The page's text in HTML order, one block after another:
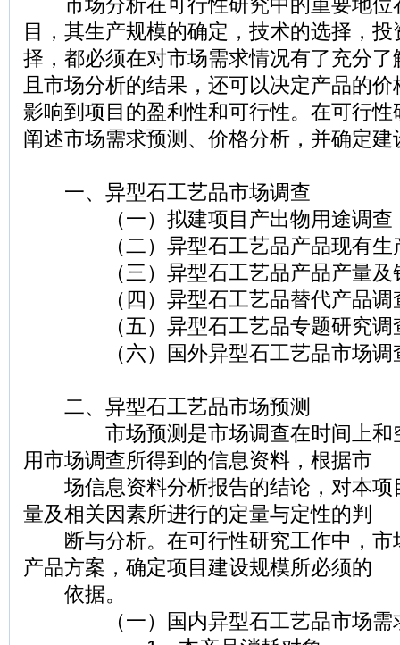
市场分析在可行性研究中的重要地位
目，其生产规模的确定，技术的选择，
择，都必须在对市场需求情况有了充分
且市场分析的结果，还可以决定产品的
影响到项目的盈利性和可行性。在可行
阐述市场需求预测、价格分析，并确定建
一、异型石工艺品市场调查
（一）拟建项目产出物用途调查
（二）异型石工艺品产品现有生
（三）异型石工艺品产品产量及
（四）异型石工艺品替代产品调
（五）异型石工艺品专题研究调
（六）国外异型石工艺品市场调
二、异型石工艺品市场预测
市场预测是市场调查在时间上和空
用市场调查所得到的信息资料，根据市
场信息资料分析报告的结论，对本项
量及相关因素所进行的定量与定性的判
断与分析。在可行性研究工作中，市
产品方案，确定项目建设规模所必须的
依据。
（一）国内异型石工艺品市场需